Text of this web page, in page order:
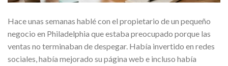
Hace unas semanas hablé con el propietario de un pequeño
negocio en Philadelphia que estaba preocupado porque las
ventas no terminaban de despegar. Había invertido en redes
sociales, había mejorado su página web e incluso había